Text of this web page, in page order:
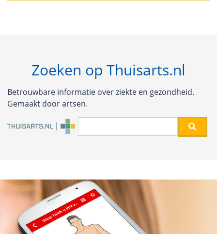
Zoeken op Thuisarts.nl
Betrouwbare informatie over ziekte en gezondheid.
Gemaakt door artsen.